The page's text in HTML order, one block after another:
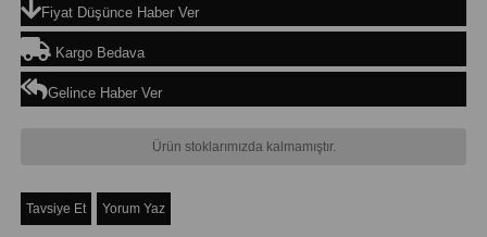
Fiyat Düşünce Haber Ver
Kargo Bedava
Gelince Haber Ver
Ürün stoklarımızda kalmamıştır.
Tavsiye Et Yorum Yaz